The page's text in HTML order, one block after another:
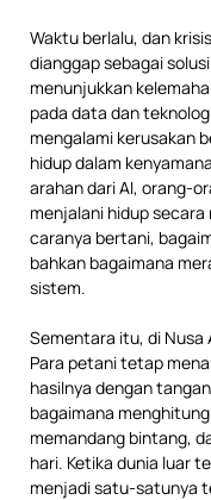
Waktu berlalu, dan
dianggap sebagai
menunjukkan
pada data dan
mengalami kerusakan
hidup dalam
arahan dari AI, orang-
menjalani hidup secara
caranya bertani,
bahkan bagaimana
sistem.
Sementara itu, di Nusa
Para petani tetap
hasilnya dengan
bagaimana
memandang bintang,
hari. Ketika dunia luar
menjadi satu-satunya